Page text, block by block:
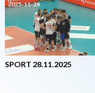
2025-11-28
SPORT 28.11.2025